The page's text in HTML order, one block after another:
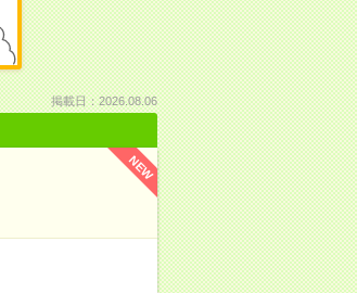
掲載日：2026.08.06
NEW